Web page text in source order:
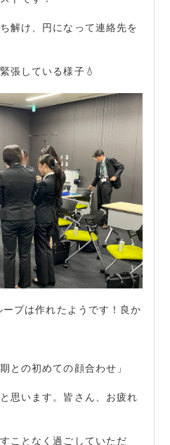
解け、円になって連絡先を
張している様子💧
プは作れたようです！良か
との初めての顔合わせ」
思います。皆さん、お疲れ
ことなく過ごしていただ